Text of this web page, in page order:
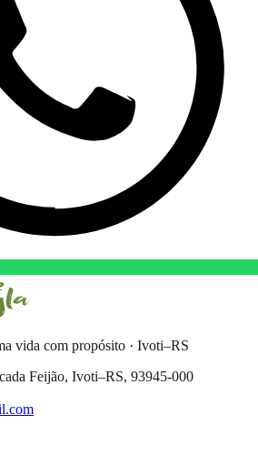
vida com propósito · Ivoti–RS
Feijão, Ivoti–RS, 93945-000